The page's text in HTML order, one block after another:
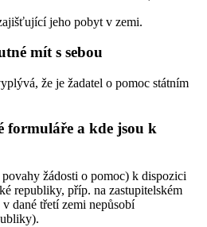
jeho pobyt v zemi.
mít s sebou
že je žadatel o pomoc státním
formuláře a kde jsou k
žádosti o pomoc) k dispozici
republiky, příp. na zastupitelském
dané třetí zemi nepůsobí